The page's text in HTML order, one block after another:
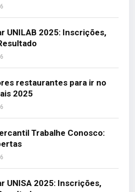
UNILAB 2025: Inscrições,
restaurantes para ir no
2025
Trabalhe Conosco:
UNISA 2025: Inscrições,